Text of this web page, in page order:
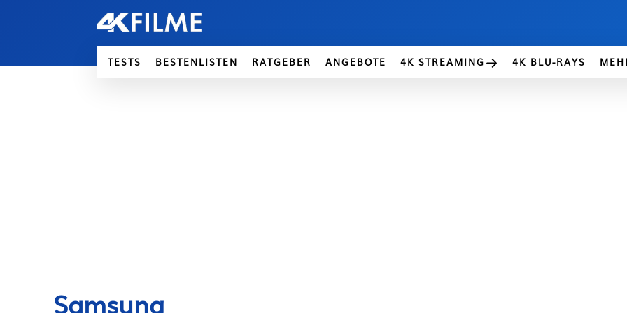
TESTS BESTENLISTEN RATGEBER ANGEBOTE 4K STREAMING 4K BLU-RAYS
Samsung